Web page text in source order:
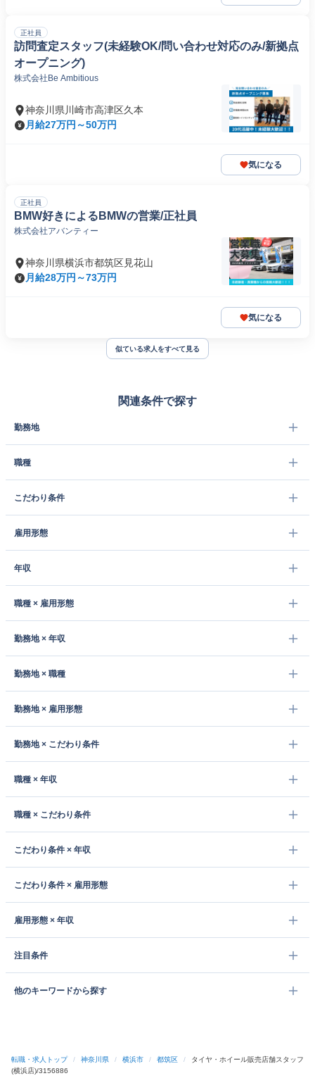
正社員
訪問査定スタッフ(未経験OK/問い合わせ対応のみ/新拠点
オープニング)
株式会社Be Ambitious
神奈川県川崎市高津区久本
月給27万円～50万円
気になる
正社員
BMW好きによるBMWの営業/正社員
株式会社アバンティー
神奈川県横浜市都筑区見花山
月給28万円～73万円
気になる
似ている求人をすべて見る
関連条件で探す
勤務地
職種
こだわり条件
雇用形態
年収
職種 × 雇用形態
勤務地 × 年収
勤務地 × 職種
勤務地 × 雇用形態
勤務地 × こだわり条件
職種 × 年収
職種 × こだわり条件
こだわり条件 × 年収
こだわり条件 × 雇用形態
雇用形態 × 年収
注目条件
他のキーワードから探す
転職・求人トップ / 神奈川県 / 横浜市 / 都筑区 /
タイヤ・ホイール販売店舗スタッフ
(横浜店)/3156886